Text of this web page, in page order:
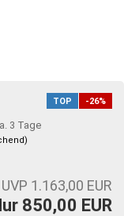
TOP -26%
3 Tage
UVP 1.163,00 EUR
850,00 EUR